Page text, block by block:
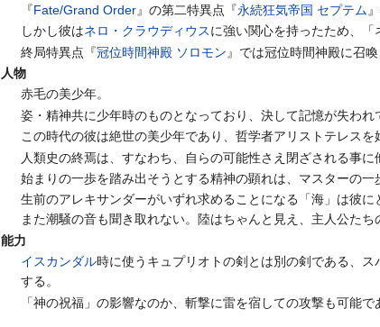
『Fate/Grand Order』の第二特異点『永続狂気帝国 セプテム
しかし彼はネロ・クラウディウスに強い関心を持ったため、「
終局特異点『冠位時間神殿 ソロモン 』では冠位時間神殿に召
人物
赤毛の美少年。
姿・精神共に少年時のものとなっており、決して記憶が失わ
この時代の彼は絶世の美少年であり、哲学者アリストテレス
人類史の終焉は、すなわち、自らの可能性さえ閉ざされる事
始まりの一歩を踏み出そうとする精神の顕れは、マスターの一
生前のアレキサンダーがいずれ求めることになる「海」は彼
また潮騒の音も聞き取れない。陸はちゃんと見え、主人公たち
能力
イスカンダル時に使うキュプリオトの剣とは別の剣である、
する。
「神の祝福」の影響なのか、斬撃に雷を宿しての攻撃も可能で